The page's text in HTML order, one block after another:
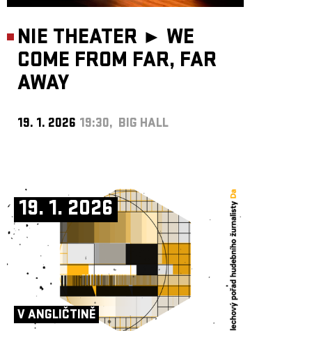
NIE THEATER ► WE
COME FROM FAR, FAR
AWAY
19. 1. 2026 19:30, BIG HALL
19. 1. 2026
V ANGLIČTINĚ